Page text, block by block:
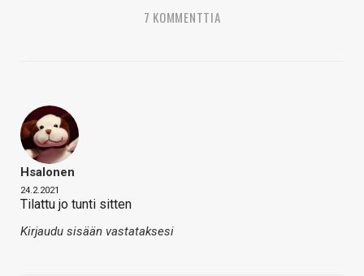
7 KOMMENTTIA
Hsalonen
24.2.2021
Tilattu jo tunti sitten
Kirjaudu sisään vastataksesi